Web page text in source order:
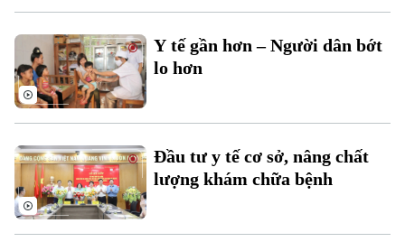
Theo dõi Hà Nội On
Y tế gần hơn – Người dân bớt
lo hơn
Đầu tư y tế cơ sở, nâng chất
lượng khám chữa bệnh